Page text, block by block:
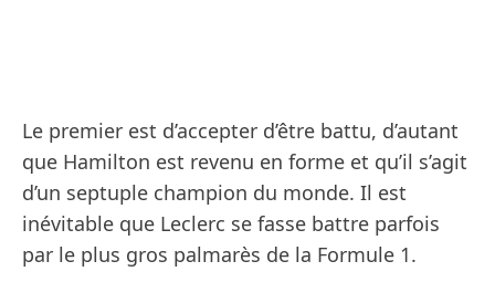
Le premier est d’accepter d’être battu, d’autant
que Hamilton est revenu en forme et qu’il s’agit
d’un septuple champion du monde. Il est
inévitable que Leclerc se fasse battre parfois
par le plus gros palmarès de la Formule 1.